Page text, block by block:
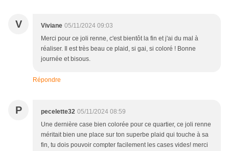
V Viviane 05/11/2024 09:03
Merci pour ce joli renne, c'est bientôt la fin et j'ai du mal à
réaliser. Il est très beau ce plaid, si gai, si coloré ! Bonne
journée et bisous.
Répondre
P pecelette32 05/11/2024 08:59
Une dernière case bien colorée pour ce quartier, ce joli renne
méritait bien une place sur ton superbe plaid qui touche à sa
fin, tu dois pouvoir compter facilement les cases vides! merci